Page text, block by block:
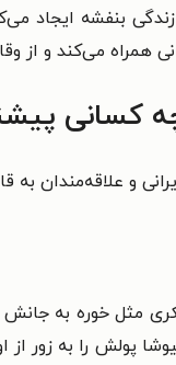
بنفشه ایجاد
همراه می‌کند و
کسانی
و علاقه‌مندان به
مثل خوره به جانش
پولش را به زور